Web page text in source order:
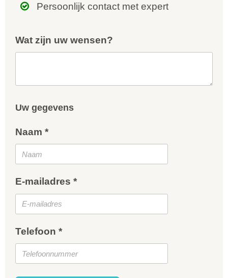
Persoonlijk contact met expert
Wat zijn uw wensen?
Uw gegevens
Naam *
E-mailadres *
Telefoon *